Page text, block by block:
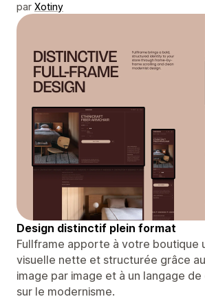
par Xotiny
Design distinctif plein format
Fullframe apporte à votre boutique
visuelle nette et structurée grâce
image par image et à un langage
sur le modernisme.